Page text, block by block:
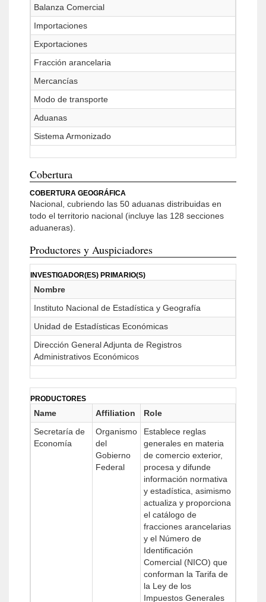
Balanza Comercial
Importaciones
Exportaciones
Fracción arancelaria
Mercancías
Modo de transporte
Aduanas
Sistema Armonizado
Cobertura
COBERTURA GEOGRÁFICA
Nacional, cubriendo las 50 aduanas distribuidas en
todo el territorio nacional (incluye las 128 secciones
aduaneras).
Productores y Auspiciadores
INVESTIGADOR(ES) PRIMARIO(S)
Nombre
Instituto Nacional de Estadística y Geografía
Unidad de Estadísticas Económicas
Dirección General Adjunta de Registros
Administrativos Económicos
PRODUCTORES
Name Affiliation
Role
Secretaría de
Economía
Organismo
del
Gobierno
Federal
Establece reglas
generales en materia
de comercio exterior,
procesa y difunde
información normativa
y estadística, asimismo
actualiza y proporciona
el catálogo de
fracciones arancelarias
y el Número de
Identificación
Comercial (NICO) que
conforman la Tarifa de
la Ley de los
Impuestos Generales